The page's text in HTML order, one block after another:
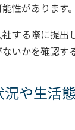
性があります。
する際に提出
いかを確認す
や生活